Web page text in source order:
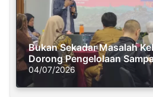
Bukan Sekadar Masalah
Dorong Pengelolaan
Solusi Krisis Iklim
04/07/2026